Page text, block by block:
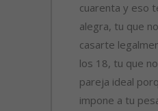
cuarenta y eso
alegra, tu que
casarte
los 18, tu que
pareja ideal
impone a tu